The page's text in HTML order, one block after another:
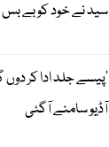
سید نے خود کو بے بس
’پیسے جلد ادا کر دوں
آڈیو سامنے آگئی